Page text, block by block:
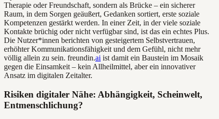
Therapie oder Freundschaft, sondern als Brücke – ein sicherer
Raum, in dem Sorgen geäußert, Gedanken sortiert, erste soziale
Kompetenzen gestärkt werden. In einer Zeit, in der viele soziale
Kontakte brüchig oder nicht verfügbar sind, ist das ein echtes Plus.
Die Nutzer*innen berichten von gesteigertem Selbstvertrauen,
erhöhter Kommunikationsfähigkeit und dem Gefühl, nicht mehr
völlig allein zu sein. freundin.ai ist damit ein Baustein im Mosaik
gegen die Einsamkeit – kein Allheilmittel, aber ein innovativer
Ansatz im digitalen Zeitalter.
Risiken digitaler Nähe: Abhängigkeit, Scheinwelt,
Entmenschlichung?